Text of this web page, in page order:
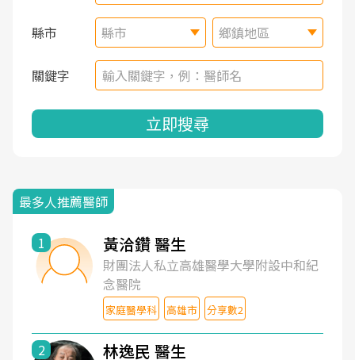
縣市 縣市 鄉鎮地區
關鍵字
立即搜尋
最多人推薦醫師
1 黃洽鑽 醫生
財團法人私立高雄醫學大學附設中和紀
念醫院
家庭醫學科 高雄市 分享數2
2 林逸民 醫生